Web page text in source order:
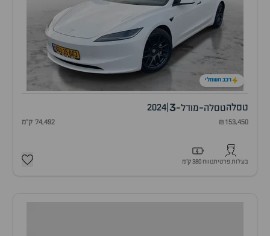
רכב חשמלי
טסלהטסלה-מודל-3
2024
₪153,450 74,492 ק"מ
בעלות פרטיתטווח 380 ק״מ